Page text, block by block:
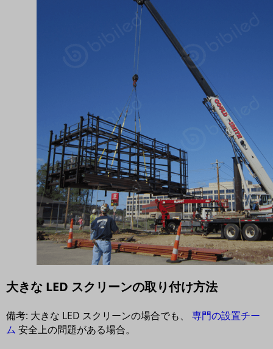
大きな LED スクリーンの取り付け方法
備考: 大きな LED スクリーンの場合でも、 専門の設置チー
ム 安全上の問題がある場合。